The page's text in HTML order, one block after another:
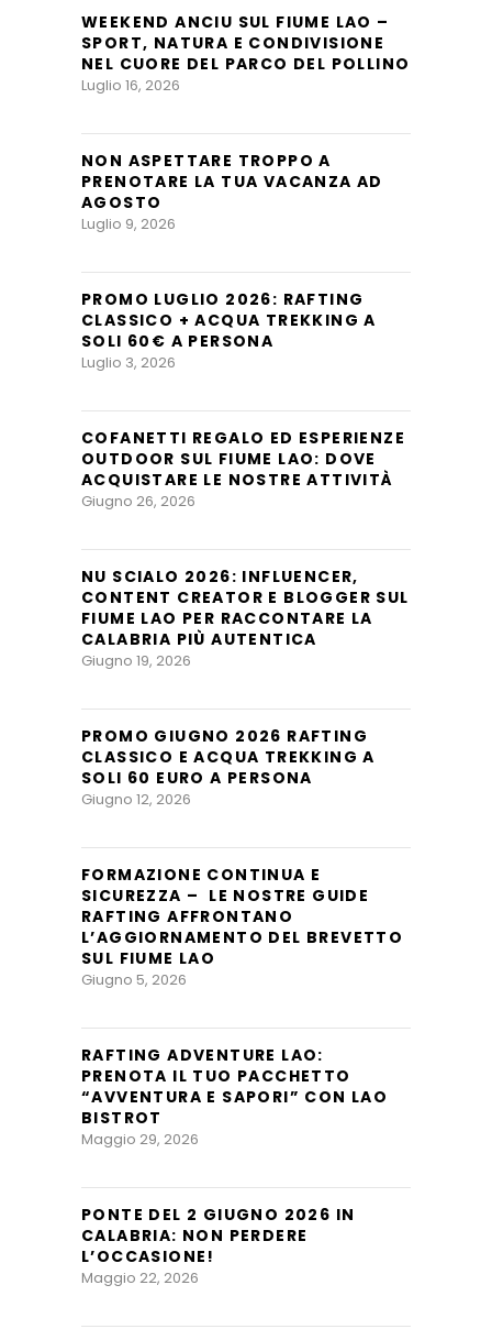
WEEKEND ANCIU SUL FIUME LAO –
SPORT, NATURA E CONDIVISIONE
NEL CUORE DEL PARCO DEL POLLINO
Luglio 16, 2026
NON ASPETTARE TROPPO A
PRENOTARE LA TUA VACANZA AD
AGOSTO
Luglio 9, 2026
PROMO LUGLIO 2026: RAFTING
CLASSICO + ACQUA TREKKING A
SOLI 60€ A PERSONA
Luglio 3, 2026
COFANETTI REGALO ED ESPERIENZE
OUTDOOR SUL FIUME LAO: DOVE
ACQUISTARE LE NOSTRE ATTIVITÀ
Giugno 26, 2026
NU SCIALO 2026: INFLUENCER,
CONTENT CREATOR E BLOGGER SUL
FIUME LAO PER RACCONTARE LA
CALABRIA PIÙ AUTENTICA
Giugno 19, 2026
PROMO GIUGNO 2026 RAFTING
CLASSICO E ACQUA TREKKING A
SOLI 60 EURO A PERSONA
Giugno 12, 2026
FORMAZIONE CONTINUA E
SICUREZZA – LE NOSTRE GUIDE
RAFTING AFFRONTANO
L’AGGIORNAMENTO DEL BREVETTO
SUL FIUME LAO
Giugno 5, 2026
RAFTING ADVENTURE LAO:
PRENOTA IL TUO PACCHETTO
“AVVENTURA E SAPORI” CON LAO
BISTROT
Maggio 29, 2026
PONTE DEL 2 GIUGNO 2026 IN
CALABRIA: NON PERDERE
L’OCCASIONE!
Maggio 22, 2026